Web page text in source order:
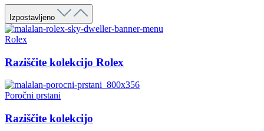
Izpostavljeno
Rolex
Raziščite kolekcijo Rolex
Poročni prstani
Raziščite kolekcijo